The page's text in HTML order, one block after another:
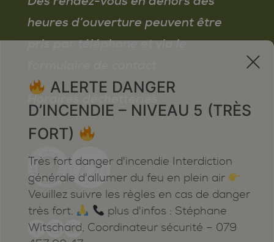
heures d’ouverture peuvent être
pris par téléphone et via le
Horaires déchetteries
x
ALERTE DANGER
D’INCENDIE – NIVEAU 5 (TRÈS
FORT)
Très fort danger d'incendie Interdiction
générale d'allumer du feu en plein air
Veuillez suivre les règles en cas de danger
très fort.
plus d'infos : Stéphane
Witschard, Coordinateur sécurité – 079